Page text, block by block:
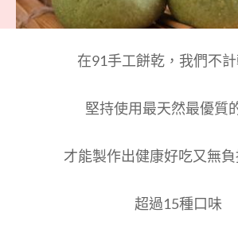
在91手工餅乾，我們不
堅持使用最天然最優質
才能製作出健康好吃又無
超過15種口味